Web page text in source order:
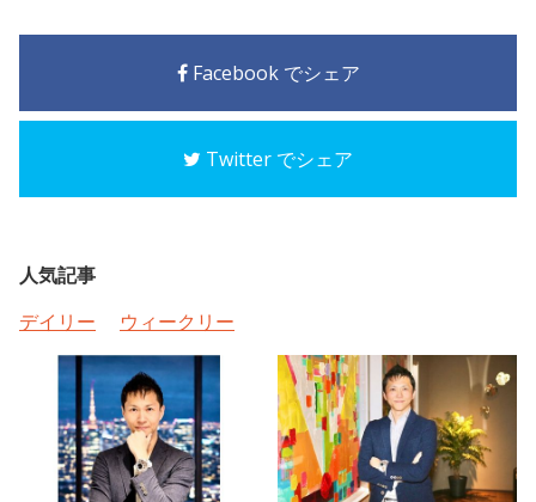
Facebook でシェア
Twitter でシェア
人気記事
デイリー
ウィークリー